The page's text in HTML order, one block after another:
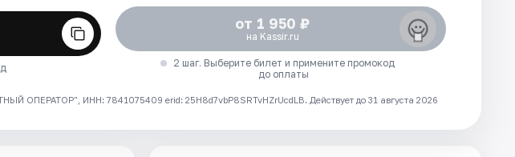
от 1 950 ₽
на Kassir.ru
2 шаг. Выберите билет и примените промокод
до оплаты
ОПЕРАТОР", ИНН: 7841075409 erid: 25H8d7vbP8SRTvHZrUcdLB. Действует до 31 августа 2026